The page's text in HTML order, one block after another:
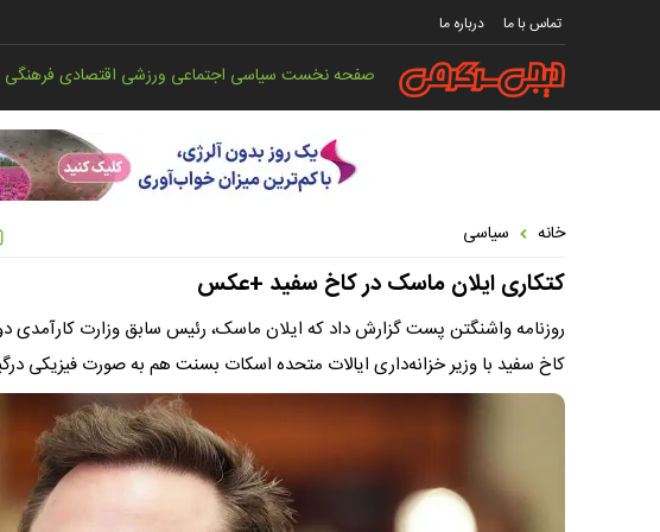
تماس با ما درباره ما
صفحه نخستسیاسی اجتماعی ورزشی اقتصادی
خانه سیاسی
کتکاری ایلان ماسک در کاخ سفید +عکس
روزنامه واشنگتن پست گزارش داد که ایلان ماسک، رئیس سابق وزارت کارآمدی
کاخ سفید با وزیر خزانه‌داری ایالات متحده اسکات بسنت هم به صورت فیزیکی